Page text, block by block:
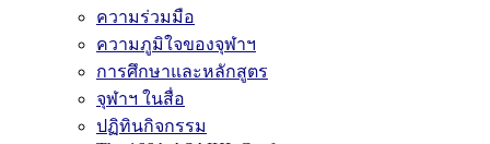
ความร่วมมือ
ความภูมิใจของจุฬาฯ
การศึกษาและหลักสูตร
จุฬาฯ ในสื่อ
ปฏิทินกิจกรรม